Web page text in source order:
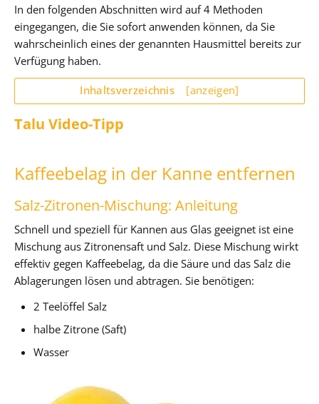
In den folgenden Abschnitten wird auf 4 Methoden
eingegangen, die Sie sofort anwenden können, da Sie
wahrscheinlich eines der genannten Hausmittel bereits zur
Verfügung haben.
Inhaltsverzeichnis [anzeigen]
Talu Video-Tipp
Kaffeebelag in der Kanne entfernen
Salz-Zitronen-Mischung: Anleitung
Schnell und speziell für Kannen aus Glas geeignet ist eine
Mischung aus Zitronensaft und Salz. Diese Mischung wirkt
effektiv gegen Kaffeebelag, da die Säure und das Salz die
Ablagerungen lösen und abtragen. Sie benötigen:
2 Teelöffel Salz
halbe Zitrone (Saft)
Wasser